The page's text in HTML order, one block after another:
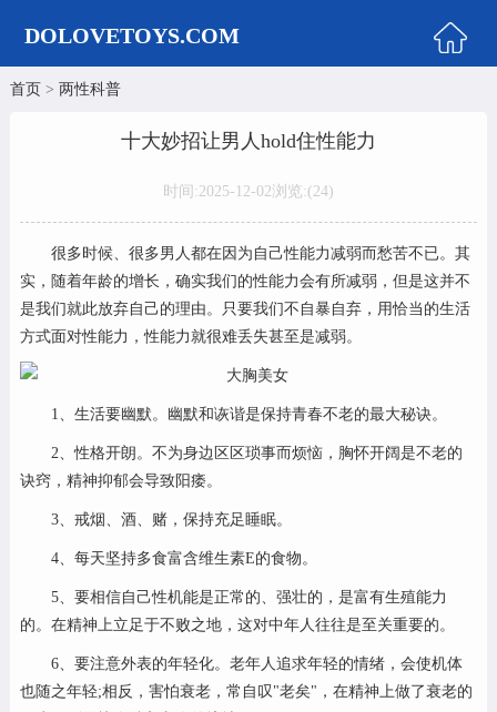
DOLOVETOYS.COM
首页
男性用品
女性用品
实体娃娃
娃娃知识
两性科普
美女图片
首页 > 两性科普
十大妙招让男人hold住性能力
时间:2025-12-02浏览:(24)
很多时候、很多男人都在因为自己性能力减弱而愁苦不已。其
实，随着年龄的增长，确实我们的性能力会有所减弱，但是这并不
是我们就此放弃自己的理由。只要我们不自暴自弃，用恰当的生活
方式面对性能力，性能力就很难丢失甚至是减弱。
1、生活要幽默。幽默和诙谐是保持青春不老的最大秘诀。
2、性格开朗。不为身边区区琐事而烦恼，胸怀开阔是不老的
诀窍，精神抑郁会导致阳痿。
3、戒烟、酒、赌，保持充足睡眠。
4、每天坚持多食富含维生素E的食物。
5、要相信自己性机能是正常的、强壮的，是富有生殖能力
的。在精神上立足于不败之地，这对中年人往往是至关重要的。
6、要注意外表的年轻化。老年人追求年轻的情绪，会使机体
也随之年轻;相反，害怕衰老，常自叹"老矣"，在精神上做了衰老的